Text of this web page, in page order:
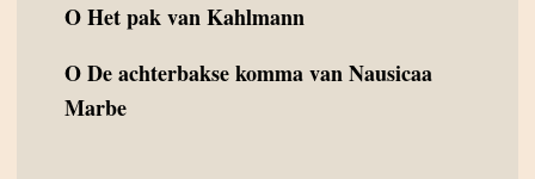
OHet pak van Kahlmann
ODe achterbakse komma van Nausicaa
Marbe